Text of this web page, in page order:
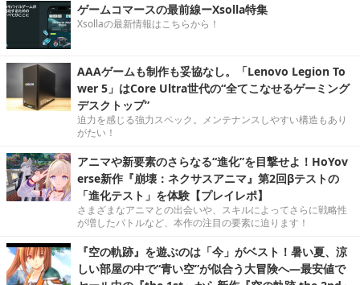
ゲームコマースの最前線ーXsolla特集
Xsollaの最新情報はこちらから！
AAAゲームも制作も妥協なし。「Lenovo Legion To
wer 5」はCore Ultra世代の“全てこなせるゲーミング
デスクトップ”
迫力を感じる強力スペック。メンテナンスしやすい構造もあり
がたい！
アニマや新要素のさらなる“進化”を目撃せよ！HoYov
erse新作『崩壊：ネクサスアニマ』第2回βテストの
「進化テスト」を体験【プレイレポ】
さまざまなアニマとの出会いや、スキルによってさらに戦略性
が増したバトルなど、本作の注目の要素に迫ります！
『空の軌跡』を遊ぶのは「今」がベスト！暑い夏、涼
しい部屋の中で“青い空”が似合う大冒険へ―最安値で